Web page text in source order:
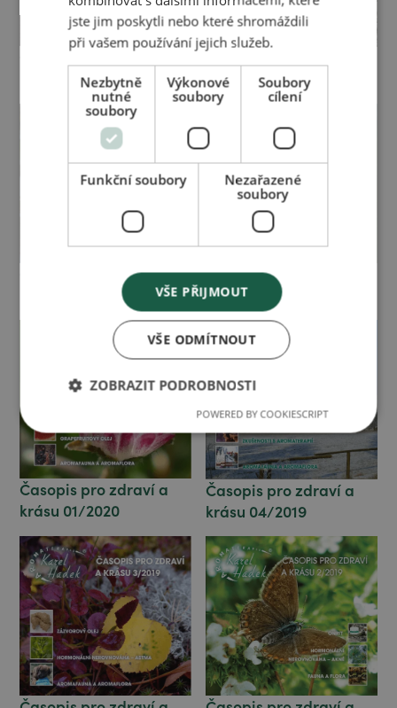
Časopis pro zdraví a
krásu 01/2021
Časopis pro zdraví a
krásu 04/2020
Časopis pro zdraví a
krásu 03/2020
Časopis pro zdraví a
krásu 02/2020
Časopis pro zdraví a
krásu 01/2020
Časopis pro zdraví a
krásu 04/2019
jste jim poskytli nebo které shromáždili
při vašem používání jejich služeb.
Nezbytně
nutné
soubory
Výkonové
soubory
Soubory
cílení
Funkční soubory
Nezařazené
soubory
VŠE PŘIJMOUT
VŠE ODMÍTNOUT
ZOBRAZIT PODROBNOSTI
POWERED BY COOKIESCRIPT